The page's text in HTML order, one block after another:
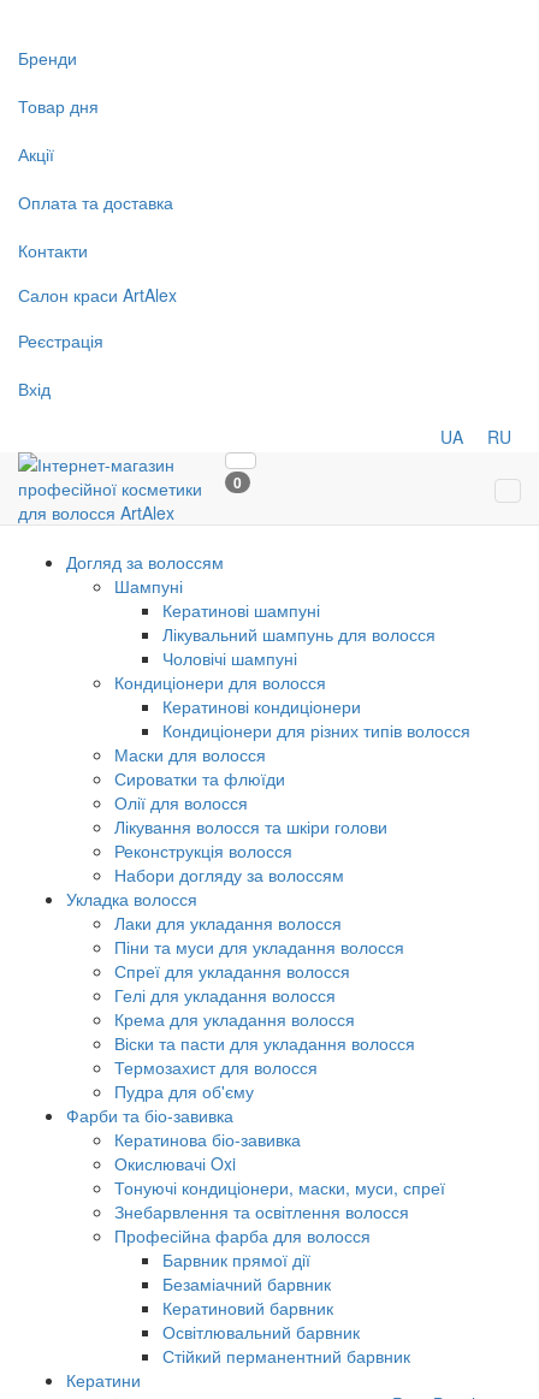
Бренди
Товар дня
Акції
Оплата та доставка
Контакти
Салон краси ArtAlex
Реєстрація
Вхід
UA RU
0
Догляд за волоссям
Шампуні
Кератинові шампуні
Лікувальний шампунь для волосся
Чоловічі шампуні
Кондиціонери для волосся
Кератинові кондиціонери
Кондиціонери для різних типів волосся
Маски для волосся
Сироватки та флюїди
Олії для волосся
Лікування волосся та шкіри голови
Реконструкція волосся
Набори догляду за волоссям
Укладка волосся
Лаки для укладання волосся
Піни та муси для укладання волосся
Спреї для укладання волосся
Гелі для укладання волосся
Крема для укладання волосся
Віски та пасти для укладання волосся
Термозахист для волосся
Пудра для об'єму
Фарби та біо-завивка
Кератинова біо-завивка
Окислювачі Oxi
Тонуючі кондиціонери, маски, муси, спреї
Знебарвлення та освітлення волосся
Професійна фарба для волосся
Барвник прямої дії
Безаміачний барвник
Кератиновий барвник
Освітлювальний барвник
Стійкий перманентний барвник
Кератини